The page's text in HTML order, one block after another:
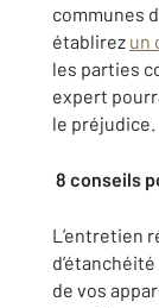
communes
établirez un
les parties
expert
le préjudice.
8 conseils
L’entretien
de vos